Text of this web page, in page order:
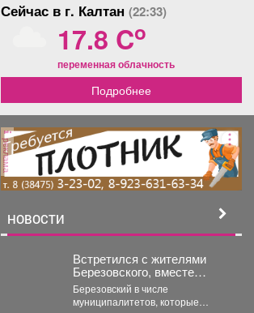
Сейчас в г. Калтан (22:33)
17.8 Co
переменная облачность
Подробнее
реклама
НОВОСТИ
Встретился с жителями
Березовского, вместе
заслушали доклад главы о
развитии города.
Березовский в числе
муниципалитетов, которые